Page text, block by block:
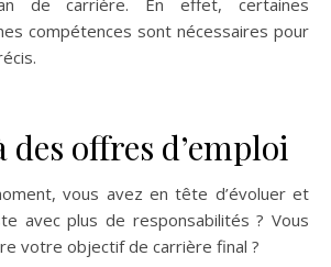
de carrière. En effet, certaines
compétences sont nécessaires pour
des offres d’emploi
vous avez en tête d’évoluer et
avec plus de responsabilités ? Vous
votre objectif de carrière final ?